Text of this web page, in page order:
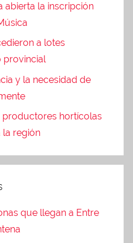
abierta la inscripción
a lotes
provincial
y la necesidad de
productores hortícolas
la región
que llegan a Entre